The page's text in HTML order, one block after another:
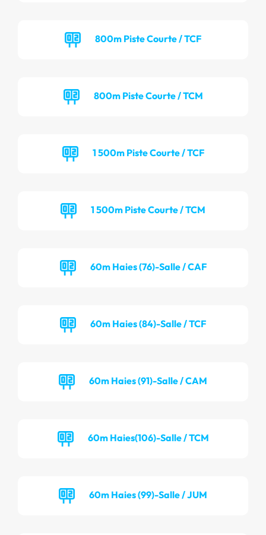
800m Piste Courte / TCF
800m Piste Courte / TCM
1 500m Piste Courte / TCF
1 500m Piste Courte / TCM
60m Haies (76)-Salle / CAF
60m Haies (84)-Salle / TCF
60m Haies (91)-Salle / CAM
60m Haies(106)-Salle / TCM
60m Haies (99)-Salle / JUM